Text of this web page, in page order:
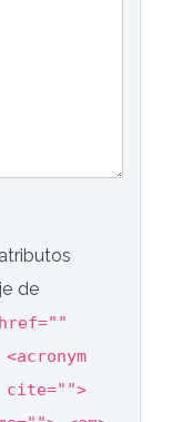
de
cite="">